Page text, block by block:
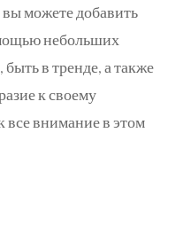
можете добавить
небольших
в тренде, а также
к своему
все внимание в этом